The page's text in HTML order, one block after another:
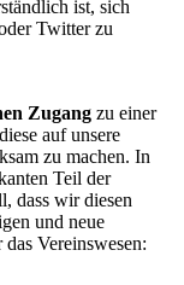
ist, sich
Twitter zu
Zugang zu einer
auf unsere
zu machen. In
Teil der
dass wir diesen
und neue
Vereinswesen: